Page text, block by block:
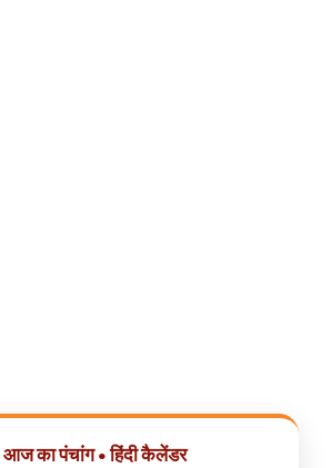
आज का पंचांग • हिंदी कैलेंडर